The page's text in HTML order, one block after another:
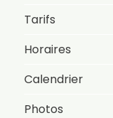
Tarifs
Horaires
Calendrier
Photos